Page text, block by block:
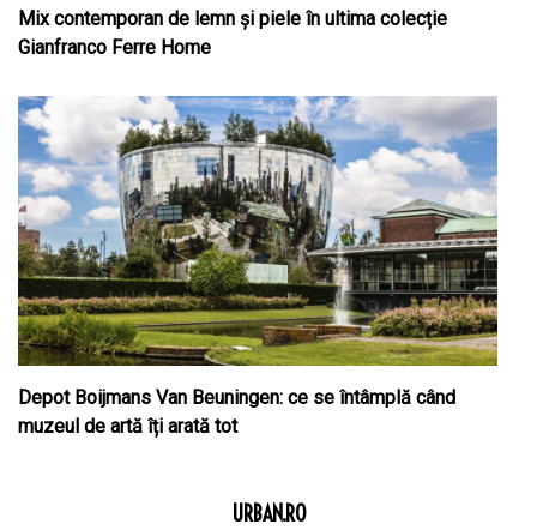
Mix contemporan de lemn şi piele în ultima colecție
Gianfranco Ferre Home
Depot Boijmans Van Beuningen: ce se întâmplă când
muzeul de artă îți arată tot
URBAN.RO